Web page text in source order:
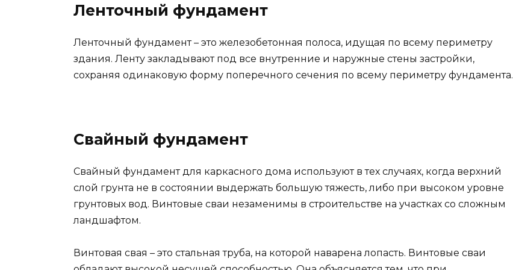
Ленточный фундамент
Ленточный фундамент – это железобетонная полоса, идущая по всему периметру
здания. Ленту закладывают под все внутренние и наружные стены застройки,
сохраняя одинаковую форму поперечного сечения по всему периметру фундамента.
Свайный фундамент
Свайный фундамент для каркасного дома используют в тех случаях, когда верхний
слой грунта не в состоянии выдержать большую тяжесть, либо при высоком уровне
грунтовых вод. Винтовые сваи незаменимы в строительстве на участках со сложным
ландшафтом.
Винтовая свая – это стальная труба, на которой наварена лопасть. Винтовые сваи